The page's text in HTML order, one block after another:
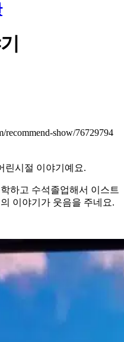
recommend-show/76729794
린시절 이야기예요.
하고 수석졸업해서 이스트
이야기가 웃음을 주네요.